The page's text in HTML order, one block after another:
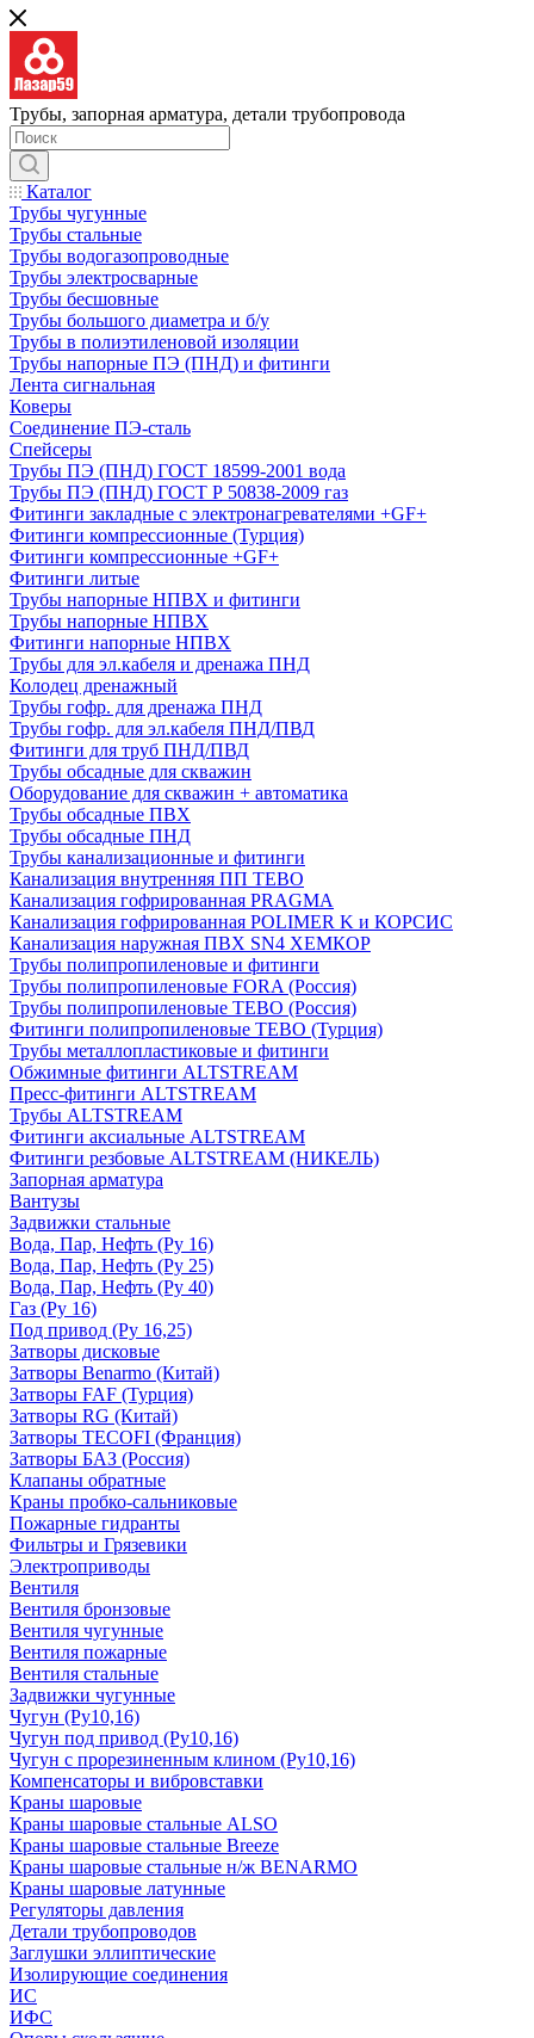
Трубы, запорная арматура, детали трубопровода
Каталог
Трубы чугунные
Трубы стальные
Трубы водогазопроводные
Трубы электросварные
Трубы бесшовные
Трубы большого диаметра и б/у
Трубы в полиэтиленовой изоляции
Трубы напорные ПЭ (ПНД) и фитинги
Лента сигнальная
Коверы
Соединение ПЭ-сталь
Спейсеры
Трубы ПЭ (ПНД) ГОСТ 18599-2001 вода
Трубы ПЭ (ПНД) ГОСТ Р 50838-2009 газ
Фитинги закладные с электронагревателями +GF+
Фитинги компрессионные (Турция)
Фитинги компрессионные +GF+
Фитинги литые
Трубы напорные НПВХ и фитинги
Трубы напорные НПВХ
Фитинги напорные НПВХ
Трубы для эл.кабеля и дренажа ПНД
Колодец дренажный
Трубы гофр. для дренажа ПНД
Трубы гофр. для эл.кабеля ПНД/ПВД
Фитинги для труб ПНД/ПВД
Трубы обсадные для скважин
Оборудование для скважин + автоматика
Трубы обсадные ПВХ
Трубы обсадные ПНД
Трубы канализационные и фитинги
Канализация внутренняя ПП TEBO
Канализация гофрированная PRAGMA
Канализация гофрированная POLIMER K и КОРСИС
Канализация наружная ПВХ SN4 ХЕМКОР
Трубы полипропиленовые и фитинги
Трубы полипропиленовые FORA (Россия)
Трубы полипропиленовые TEBO (Россия)
Фитинги полипропиленовые TEBO (Турция)
Трубы металлопластиковые и фитинги
Обжимные фитинги ALTSTREAM
Пресс-фитинги ALTSTREAM
Трубы ALTSTREAM
Фитинги аксиальные ALTSTREAM
Фитинги резбовые ALTSTREAM (НИКЕЛЬ)
Запорная арматура
Вантузы
Задвижки стальные
Вода, Пар, Нефть (Ру 16)
Вода, Пар, Нефть (Ру 25)
Вода, Пар, Нефть (Ру 40)
Газ (Ру 16)
Под привод (Ру 16,25)
Затворы дисковые
Затворы Benarmo (Китай)
Затворы FAF (Турция)
Затворы RG (Китай)
Затворы TECOFI (Франция)
Затворы БАЗ (Россия)
Клапаны обратные
Краны пробко-сальниковые
Пожарные гидранты
Фильтры и Грязевики
Электроприводы
Вентиля
Вентиля бронзовые
Вентиля чугунные
Вентиля пожарные
Вентиля стальные
Задвижки чугунные
Чугун (Ру10,16)
Чугун под привод (Ру10,16)
Чугун с прорезиненным клином (Ру10,16)
Компенсаторы и вибровставки
Краны шаровые
Краны шаровые стальные ALSO
Краны шаровые стальные Breeze
Краны шаровые стальные н/ж BENARMO
Краны шаровые латунные
Регуляторы давления
Детали трубопроводов
Заглушки эллиптические
Изолирующие соединения
ИС
ИФС